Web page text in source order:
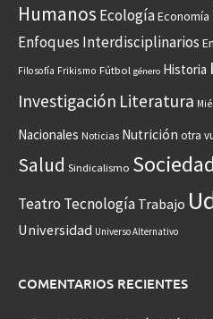
Humanos EcologíaEconomía
Enfoques Interdisciplinarios
Filosofía Frikismo Fútbol género Historia
Investigación Literatura
Nacionales Noticias Nutrición otra
Salud Sindicalismo Sociedad
Teatro Tecnología Trabajo
Universidad Universo Alternativo
COMENTARIOS RECIENTES